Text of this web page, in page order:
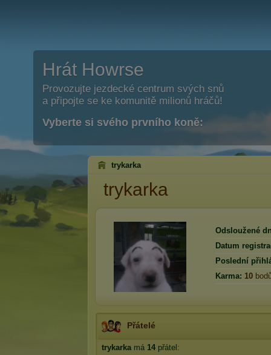
Hrát Howrse
Provozujte jezdecké centrum svých snů
a připojte se ke komunitě milionů hráčů!
Vyberte si svého prvního koně:
trykarka
trykarka
Odsloužené
Datum
Poslední
Karma: 10
Přátelé
trykarkamá 14 přátel: